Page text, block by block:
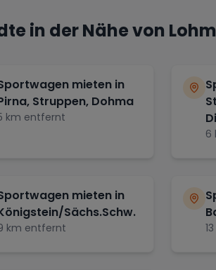
in der Nähe von
mieten in
Struppen, Dohma
km entfernt
6
mieten in
Sächs.Schw.
km entfernt 13